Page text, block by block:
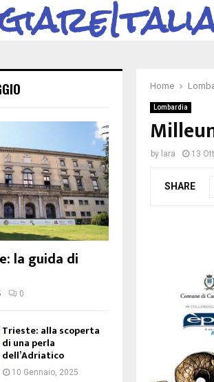
Home
Lombardia
by lara 13
SHARE
la guida di
0
Trieste: alla scoperta
di una perla
dell’Adriatico
10 Gennaio, 2025